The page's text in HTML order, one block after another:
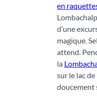
en
d’une
magique.
attend.
la
sur le lac
doucement